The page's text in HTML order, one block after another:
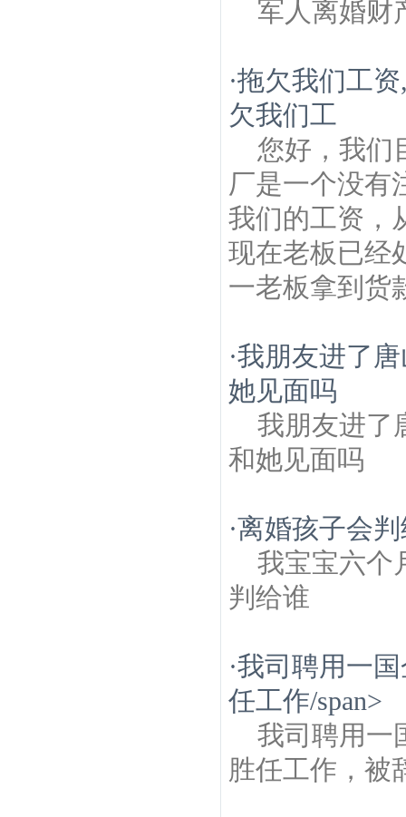
军人离婚财
·拖欠我们工
欠我们工
您好，我们
厂是一个没有
我们的工资，
现在老板已经
一老板拿到货
·我朋友进了
她见面吗
我朋友进了
和她见面吗
·离婚孩子会
我宝宝六个
判给谁
·我司聘用一
任工作/span>
我司聘用一
胜任工作，被